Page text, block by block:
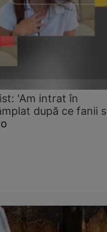
'Am intrat în
după ce fanii